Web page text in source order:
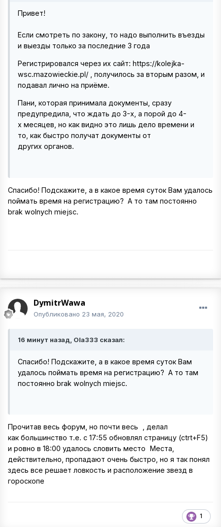
Привет!
Если смотреть по закону, то надо выполнить въезды
и выезды только за последние 3 года
Регистрировался через их сайт: https://kolejka-
wsc.mazowieckie.pl/ , получилось за вторым разом, и
подавал лично на приёме.
Пани, которая принимала документы, сразу
предупредила, что ждать до 3-х, а порой до 4-
х месяцев, но как видно это лишь дело времени и
то, как быстро получат документы от
других органов.
Спасибо! Подскажите, а в какое время суток Вам удалось
поймать время на регистрацию? А то там постоянно
brak wolnych miejsc.
DymitrWawa
Опубликовано 23 мая, 2020
16 минут назад, Ola333 сказал:
Спасибо! Подскажите, а в какое время суток Вам
удалось поймать время на регистрацию? А то там
постоянно brak wolnych miejsc.
Прочитав весь форум, но почти весь
, делал
как большинство т.е. с 17:55 обновлял страницу (ctrt+F5)
и ровно в 18:00 удалось словить место Места,
действительно, пропадают очень быстро, но я так понял
здесь все решает ловкость и расположение звезд в
гороскопе
1